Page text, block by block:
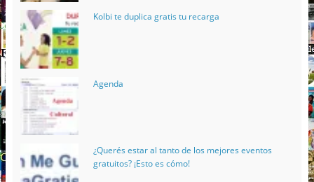
Kolbi te duplica gratis tu recarga
Agenda
¿Querés estar al tanto de los mejores eventos
gratuitos? ¡Esto es cómo!